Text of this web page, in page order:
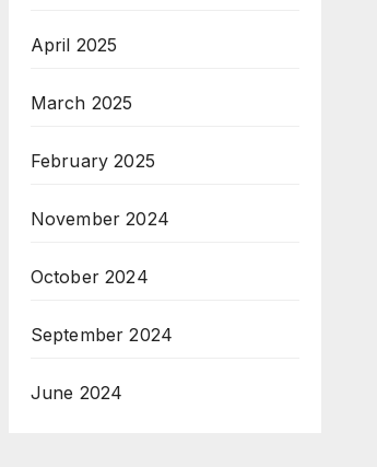
April 2025
March 2025
February 2025
November 2024
October 2024
September 2024
June 2024